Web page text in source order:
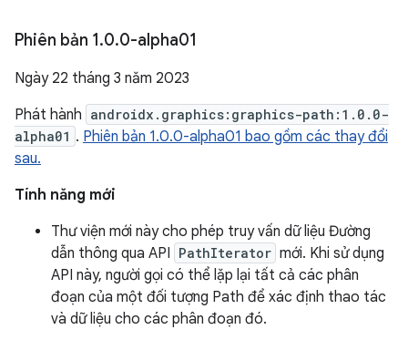
Phiên bản 1.0.0-alpha01
Ngày 22 tháng 3 năm 2023
Phát hành androidx.graphics:graphics-path:1.0.0-
alpha01 . Phiên bản 1.0.0-alpha01 bao gồm các thay đổi
sau.
Tính năng mới
Thư viện mới này cho phép truy vấn dữ liệu Đường
dẫn thông qua API PathIterator mới. Khi sử dụng
API này, người gọi có thể lặp lại tất cả các phân
đoạn của một đối tượng Path để xác định thao tác
và dữ liệu cho các phân đoạn đó.